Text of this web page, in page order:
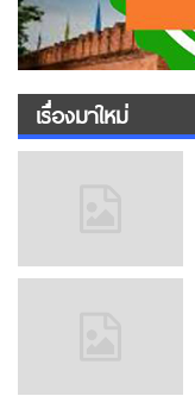
เรื่องมาใหม่